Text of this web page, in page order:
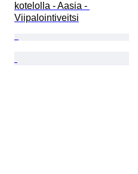
kotelolla - Aasia -
Viipalointiveitsi